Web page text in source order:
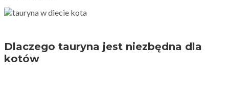
Dlaczego tauryna jest niezbędna dla
kotów